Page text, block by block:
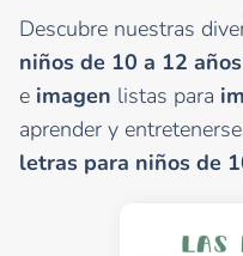
Descubre nuestras
niños de 10 a 12 años
e imagen listas para
aprender y
letras para niños de